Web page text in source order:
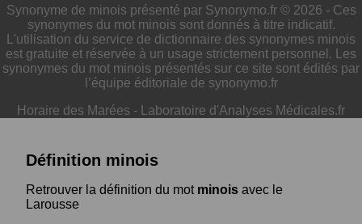
Synonyme de minois présenté par Synonymo.fr © 2026 - Ces
synonymes du mot minois sont donnés à titre indicatif.
L'utilisation du service de dictionnaire des synonymes minois
est gratuite et réservée à un usage strictement personnel. Les
synonymes du mot minois présentés sur ce site sont édités par
l’équipe éditoriale de synonymo.fr
Horaire des Marées - Laboratoire d'Analyses Médicales.fr
Définition minois
Retrouver la définition du mot minois avec le
Larousse